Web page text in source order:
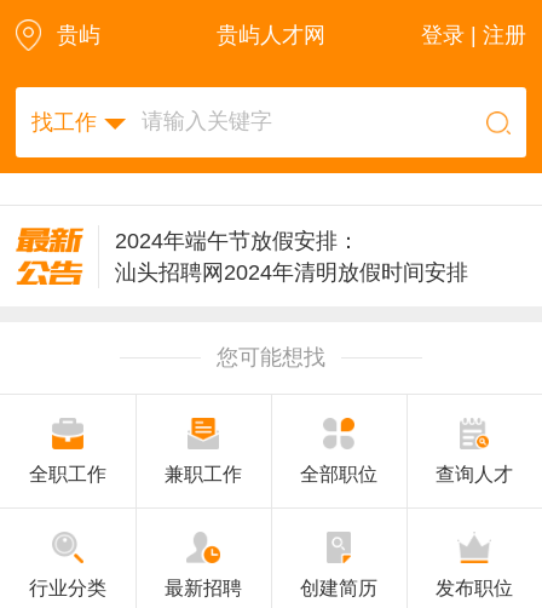
贵屿 登录 | 注册
贵屿人才网
找工作
2024年端午节放假安排：
汕头招聘网2024年清明放假时间安排
汕头招聘网2023年春节放假通知
雄鹰汕头招聘网2022年国庆节放假调休安排
2022年元旦放假安排
2021汕头招聘网雄鹰网国庆放假通知
雄鹰汕头招聘网2026年春节放假通知
您可能想找
全职工作 兼职工作 全部职位 查询人才
行业分类 最新招聘 创建简历 发布职位